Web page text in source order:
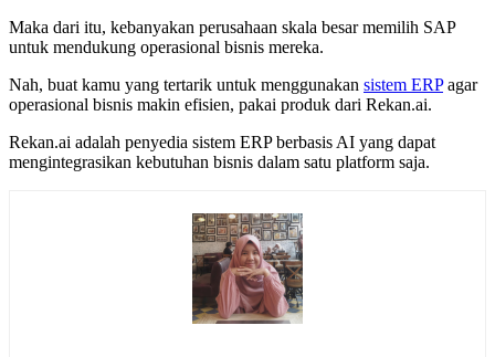
Maka dari itu, kebanyakan perusahaan skala besar memilih SAP
untuk mendukung operasional bisnis mereka.
Nah, buat kamu yang tertarik untuk menggunakan sistem ERPagar
operasional bisnis makin efisien, pakai produk dari Rekan.ai.
Rekan.ai adalah penyedia sistem ERP berbasis AI yang dapat
mengintegrasikan kebutuhan bisnis dalam satu platform saja.